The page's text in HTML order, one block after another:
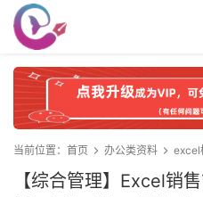
当前位置： 首页 办公类资料 excel
【综合管理】Excel销